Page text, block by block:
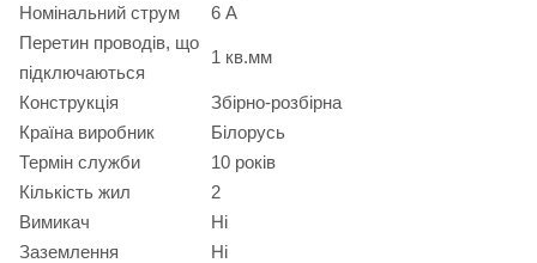
Номінальний струм
6 А
Перетин проводів, що
підключаються
1 кв.мм
Конструкція
Збірно-розбірна
Країна виробник
Білорусь
Термін служби
10 років
Кількість жил
2
Вимикач
Ні
Заземлення
Ні